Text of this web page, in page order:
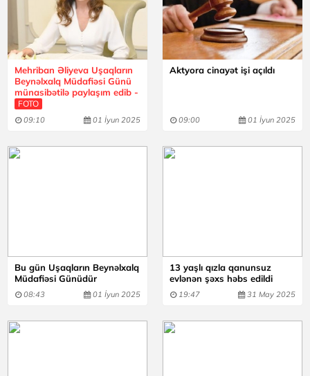
Mehriban Əliyeva Uşaqların
Beynəlxalq Müdafiəsi Günü
münasibətilə paylaşım edib -
FOTO
09:10 01 İyun 2025
Aktyora cinayət işi açıldı
09:00 01 İyun 2025
Bu gün Uşaqların Beynəlxalq
Müdafiəsi Günüdür
08:43 01 İyun 2025
13 yaşlı qızla qanunsuz
evlənən şəxs həbs edildi
19:47 31 May 2025